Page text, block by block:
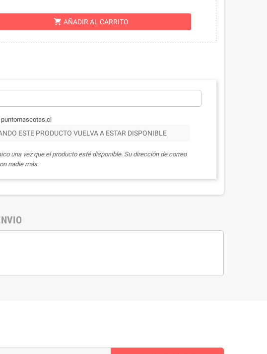
shopping_cart AÑADIR AL CARRITO
ESTE PRODUCTO VUELVA A ESTAR DISPONIBLE
una vez que el producto esté disponible. Su dirección de correo
nadie más.